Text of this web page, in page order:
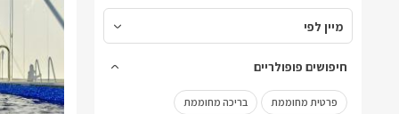
מיין לפי
מיין לפי
מהמחיר הנמוך לגבוה
חיפושים פופולריים
פרטית מחוממת בריכה מחוממת